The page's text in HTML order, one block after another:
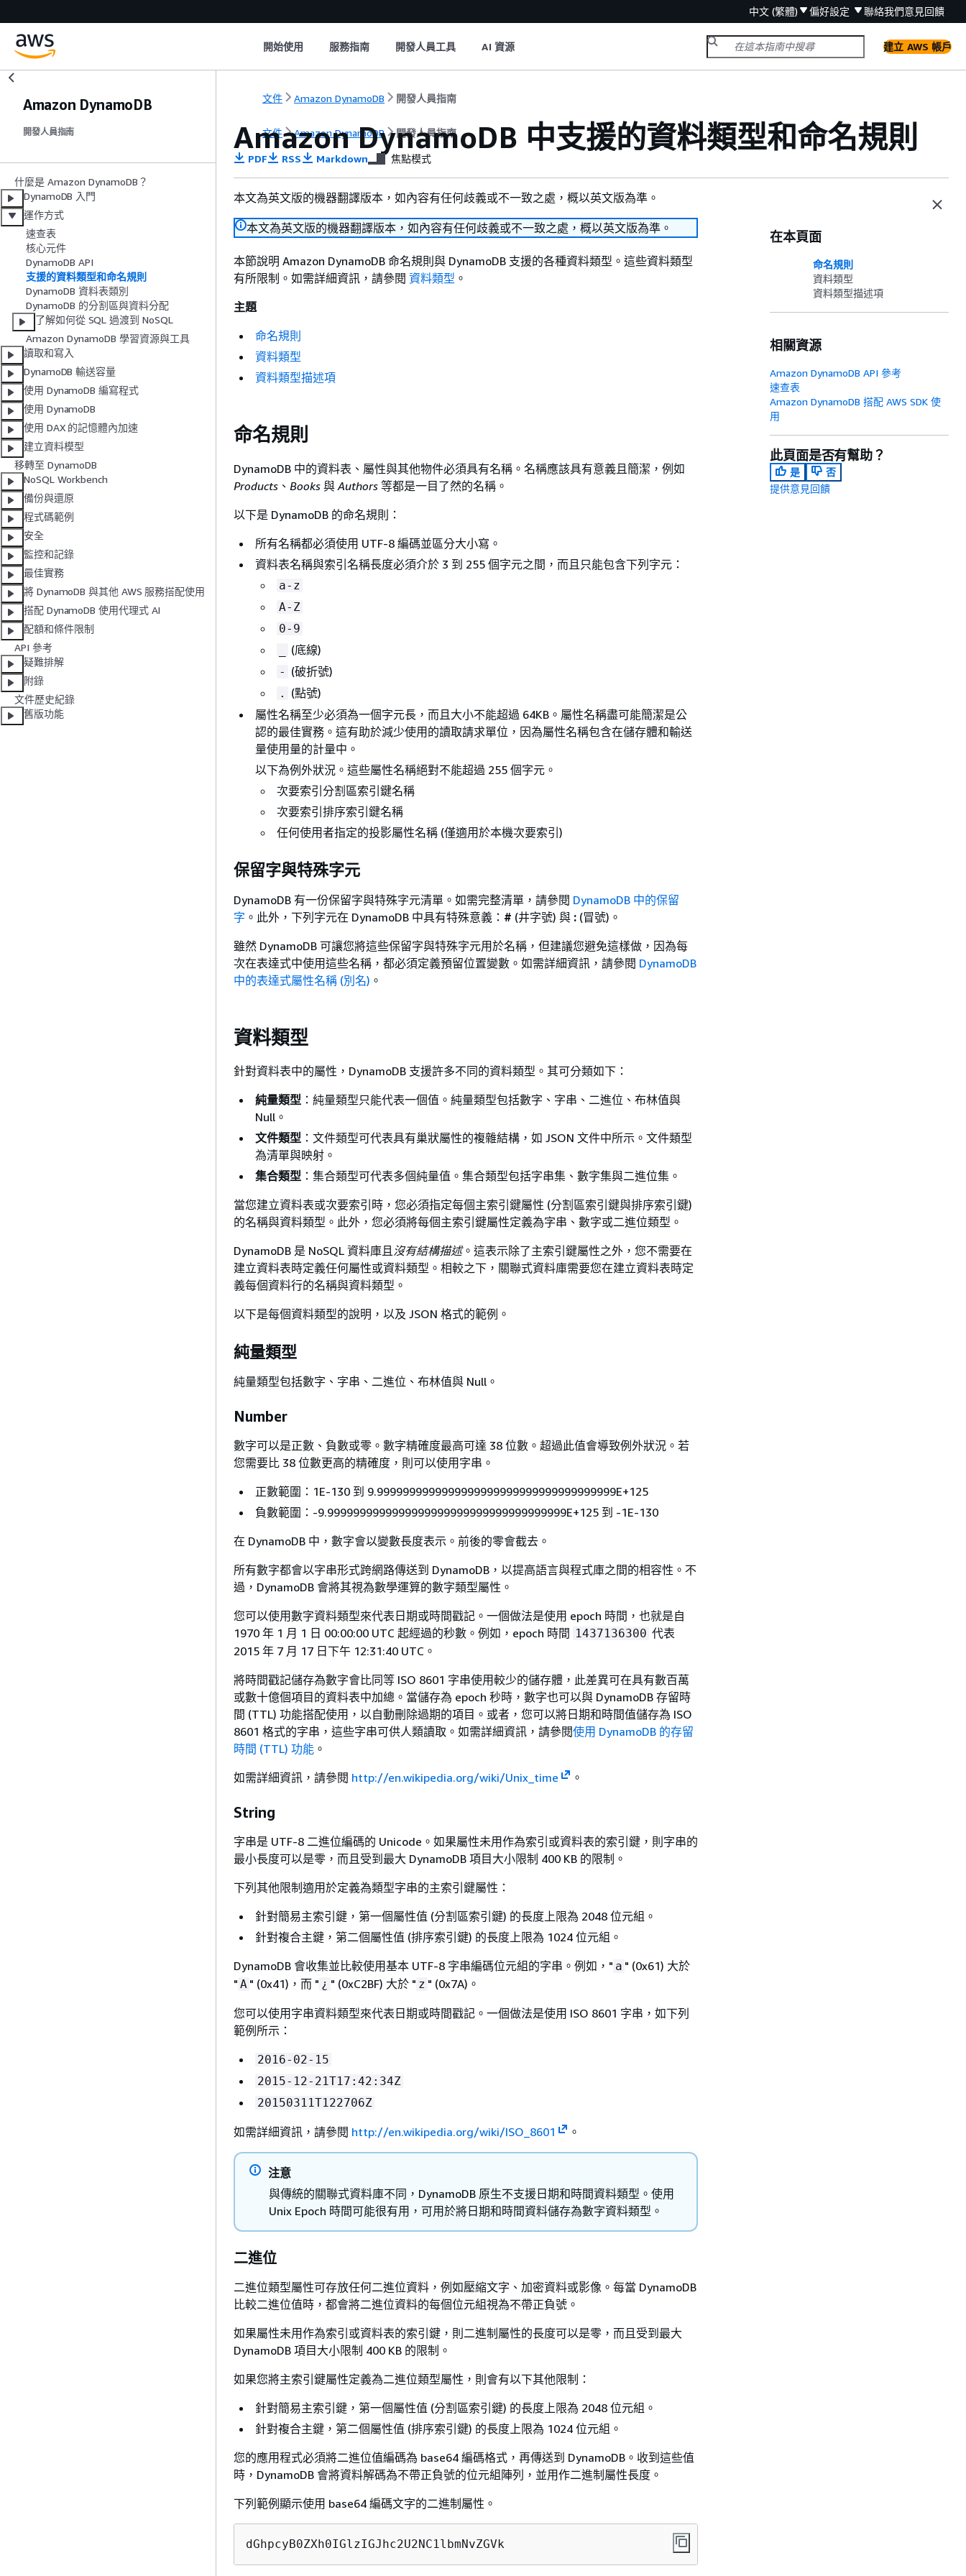
中文 (繁體) 偏好設定 聯絡我們意見回饋
開始使用 服務指南 開發人員工具 AI 資源 建立 AWS 帳戶
Amazon DynamoDB
開發人員指南
什麼是 Amazon DynamoDB？
DynamoDB 入門
運作方式
速查表
核心元件
DynamoDB API
支援的資料類型和命名規則
DynamoDB 資料表類別
DynamoDB 的分割區與資料分配
了解如何從 SQL 過渡到 NoSQL
Amazon DynamoDB 學習資源與工具
讀取和寫入
DynamoDB 輸送容量
使用 DynamoDB 編寫程式
使用 DynamoDB
使用 DAX 的記憶體內加速
建立資料模型
移轉至 DynamoDB
NoSQL Workbench
備份與還原
程式碼範例
安全
監控和記錄
最佳實務
將 DynamoDB 與其他 AWS 服務搭配使用
搭配 DynamoDB 使用代理式 AI
配額和條件限制
API 參考
疑難排解
附錄
文件歷史紀錄
舊版功能
文件 Amazon DynamoDB 開發人員指南
文件 Amazon DynamoDB 開發人員指南
Amazon DynamoDB 中支援的資料類型和命名規則
PDF RSS Markdown 焦點模式
本文為英文版的機器翻譯版本，如內容有任何歧義或不一致之處，概以英文版為準。
本文為英文版的機器翻譯版本，如內容有任何歧義或不一致之處，概以英文版為準。
本節說明 Amazon DynamoDB 命名規則與 DynamoDB 支援的各種資料類型。這些資料類型
有所限制。如需詳細資訊，請參閱 資料類型 。
主題
命名規則
資料類型
資料類型描述項
命名規則
DynamoDB 中的資料表、屬性與其他物件必須具有名稱。名稱應該具有意義且簡潔，例如
Products 、 Books 與 Authors 等都是一目了然的名稱。
以下是 DynamoDB 的命名規則：
所有名稱都必須使用 UTF-8 編碼並區分大小寫。
資料表名稱與索引名稱長度必須介於 3 到 255 個字元之間，而且只能包含下列字元：
a-z
A-Z
0-9
(底線)
- (破折號)
.
(點號)
屬性名稱至少必須為一個字元長，而且大小不能超過 64KB。屬性名稱盡可能簡潔是公
認的最佳實務。這有助於減少使用的讀取請求單位，因為屬性名稱包含在儲存體和輸送
量使用量的計量中。
以下為例外狀況。這些屬性名稱絕對不能超過 255 個字元。
次要索引分割區索引鍵名稱
次要索引排序索引鍵名稱
任何使用者指定的投影屬性名稱 (僅適用於本機次要索引)
保留字與特殊字元
DynamoDB 有一份保留字與特殊字元清單。如需完整清單，請參閱 DynamoDB 中的保留
字 。此外，下列字元在 DynamoDB 中具有特殊意義： # (井字號) 與 : (冒號)。
雖然 DynamoDB 可讓您將這些保留字與特殊字元用於名稱，但建議您避免這樣做，因為每
次在表達式中使用這些名稱，都必須定義預留位置變數。如需詳細資訊，請參閱 DynamoDB
中的表達式屬性名稱 (別名) 。
資料類型
針對資料表中的屬性，DynamoDB 支援許多不同的資料類型。其可分類如下：
純量類型 ：純量類型只能代表一個值。純量類型包括數字、字串、二進位、布林值與
Null。
文件類型 ：文件類型可代表具有巢狀屬性的複雜結構，如 JSON 文件中所示。文件類型
為清單與映射。
集合類型 ：集合類型可代表多個純量值。集合類型包括字串集、數字集與二進位集。
當您建立資料表或次要索引時，您必須指定每個主索引鍵屬性 (分割區索引鍵與排序索引鍵)
的名稱與資料類型。此外，您必須將每個主索引鍵屬性定義為字串、數字或二進位類型。
DynamoDB 是 NoSQL 資料庫且沒有結構描述。這表示除了主索引鍵屬性之外，您不需要在
建立資料表時定義任何屬性或資料類型。相較之下，關聯式資料庫需要您在建立資料表時定
義每個資料行的名稱與資料類型。
以下是每個資料類型的說明，以及 JSON 格式的範例。
純量類型
純量類型包括數字、字串、二進位、布林值與 Null。
Number
數字可以是正數、負數或零。數字精確度最高可達 38 位數。超過此值會導致例外狀況。若
您需要比 38 位數更高的精確度，則可以使用字串。
正數範圍：1E-130 到 9.9999999999999999999999999999999999999E+125
負數範圍：-9.9999999999999999999999999999999999999E+125 到 -1E-130
在 DynamoDB 中，數字會以變數長度表示。前後的零會截去。
所有數字都會以字串形式跨網路傳送到 DynamoDB，以提高語言與程式庫之間的相容性。不
過，DynamoDB 會將其視為數學運算的數字類型屬性。
您可以使用數字資料類型來代表日期或時間戳記。一個做法是使用 epoch 時間，也就是自
1970 年 1 月 1 日 00:00:00 UTC 起經過的秒數。例如，epoch 時間 1437136300 代表
2015 年 7 月 17 日下午 12:31:40 UTC。
將時間戳記儲存為數字會比同等 ISO 8601 字串使用較少的儲存體，此差異可在具有數百萬
或數十億個項目的資料表中加總。當儲存為 epoch 秒時，數字也可以與 DynamoDB 存留時
間 (TTL) 功能搭配使用，以自動刪除過期的項目。或者，您可以將日期和時間值儲存為 ISO
8601 格式的字串，這些字串可供人類讀取。如需詳細資訊，請參閱使用 DynamoDB 的存留
時間 (TTL) 功能 。
如需詳細資訊，請參閱 http://en.wikipedia.org/wiki/Unix_time 。
String
字串是 UTF-8 二進位編碼的 Unicode。如果屬性未用作為索引或資料表的索引鍵，則字串的
最小長度可以是零，而且受到最大 DynamoDB 項目大小限制 400 KB 的限制。
下列其他限制適用於定義為類型字串的主索引鍵屬性：
針對簡易主索引鍵，第一個屬性值 (分割區索引鍵) 的長度上限為 2048 位元組。
針對複合主鍵，第二個屬性值 (排序索引鍵) 的長度上限為 1024 位元組。
DynamoDB 會收集並比較使用基本 UTF-8 字串編碼位元組的字串。例如，" a " (0x61) 大於
" A " (0x41)，而 " ¿ " (0xC2BF) 大於 " z " (0x7A)。
您可以使用字串資料類型來代表日期或時間戳記。一個做法是使用 ISO 8601 字串，如下列
範例所示：
2016-02-15
2015-12-21T17:42:34Z
20150311T122706Z
如需詳細資訊，請參閱 http://en.wikipedia.org/wiki/ISO_8601 。
注意
與傳統的關聯式資料庫不同，DynamoDB 原生不支援日期和時間資料類型。使用
Unix Epoch 時間可能很有用，可用於將日期和時間資料儲存為數字資料類型。
二進位
二進位類型屬性可存放任何二進位資料，例如壓縮文字、加密資料或影像。每當 DynamoDB
比較二進位值時，都會將二進位資料的每個位元組視為不帶正負號。
如果屬性未用作為索引或資料表的索引鍵，則二進制屬性的長度可以是零，而且受到最大
DynamoDB 項目大小限制 400 KB 的限制。
如果您將主索引鍵屬性定義為二進位類型屬性，則會有以下其他限制：
針對簡易主索引鍵，第一個屬性值 (分割區索引鍵) 的長度上限為 2048 位元組。
針對複合主鍵，第二個屬性值 (排序索引鍵) 的長度上限為 1024 位元組。
您的應用程式必須將二進位值編碼為 base64 編碼格式，再傳送到 DynamoDB。收到這些值
時，DynamoDB 會將資料解碼為不帶正負號的位元組陣列，並用作二進制屬性長度。
下列範例顯示使用 base64 編碼文字的二進制屬性。
dGhpcyB0ZXh0IGlzIGJhc2U2NC1lbmNvZGVk
在本頁面
命名規則
資料類型
資料類型描述項
相關資源
Amazon DynamoDB API 參考
速查表
Amazon DynamoDB 搭配 AWS SDK 使
用
此頁面是否有幫助？
是
否
提供意見回饋